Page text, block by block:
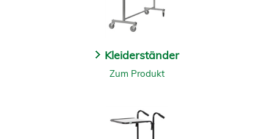
Kleiderständer
Zum Produkt